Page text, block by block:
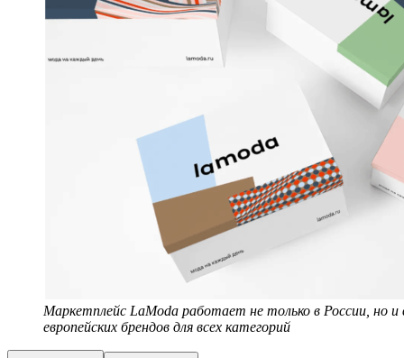
Маркетплейс LaModa работает не только в России, но
европейских брендов для всех категорий